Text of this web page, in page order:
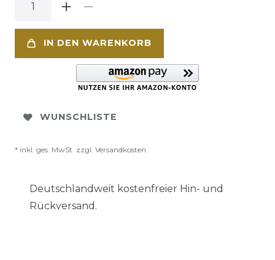
IN DEN WARENKORB
WUNSCHLISTE
* inkl. ges. MwSt. zzgl. Versandkosten
Deutschlandweit kostenfreier Hin- und
Rückversand.